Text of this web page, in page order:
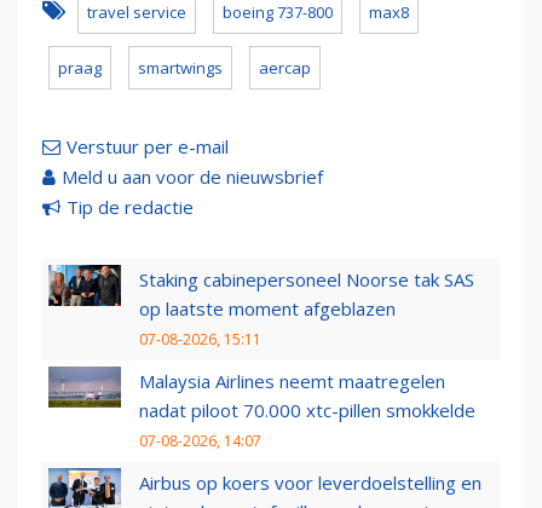
travel service boeing 737-800 max8
praag smartwings aercap
Verstuur per e-mail
Meld u aan voor de nieuwsbrief
Tip de redactie
Staking cabinepersoneel Noorse tak SAS
op laatste moment afgeblazen
07-08-2026, 15:11
Malaysia Airlines neemt maatregelen
nadat piloot 70.000 xtc-pillen smokkelde
07-08-2026, 14:07
Airbus op koers voor leverdoelstelling en